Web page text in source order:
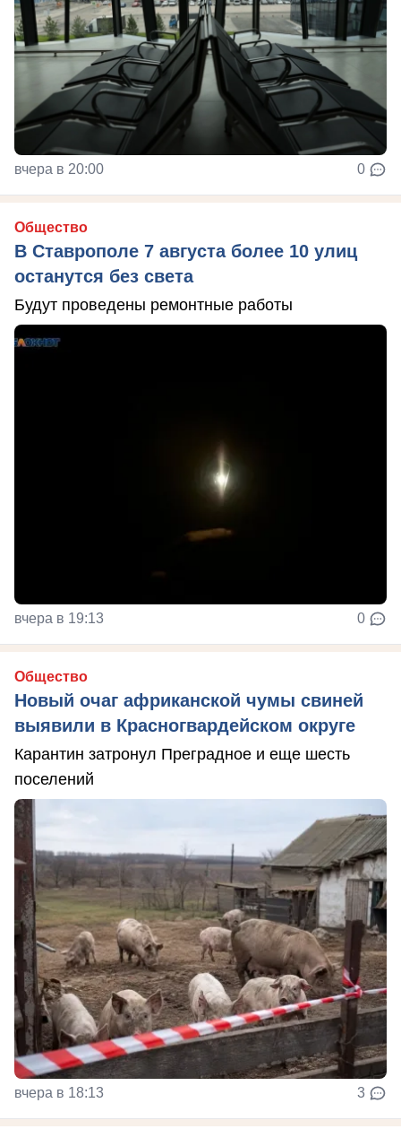
вчера в 20:00 0
Общество
В Ставрополе 7 августа более 10 улиц
останутся без света
Будут проведены ремонтные работы
вчера в 19:13 0
Общество
Новый очаг африканской чумы свиней
выявили в Красногвардейском округе
Карантин затронул Преградное и еще шесть
поселений
вчера в 18:13 3